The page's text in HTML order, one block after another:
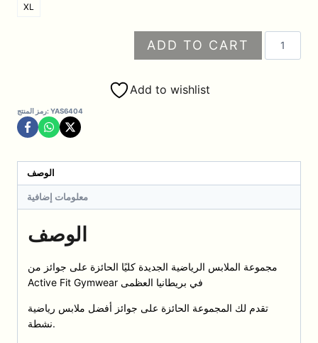
XL
بمنطقة
ADD TO CART
Add to wishlist
رمز المنتج:YAS6404
الوصف
معلومات إضافية
الوصف
مجموعة الملابس الرياضية الجديدة كليًا الحائزة على جوائز من
Active Fit Gymwear في بريطانيا العظمى
تقدم لك المجموعة الحائزة على جوائز أفضل ملابس رياضية
نشطة.